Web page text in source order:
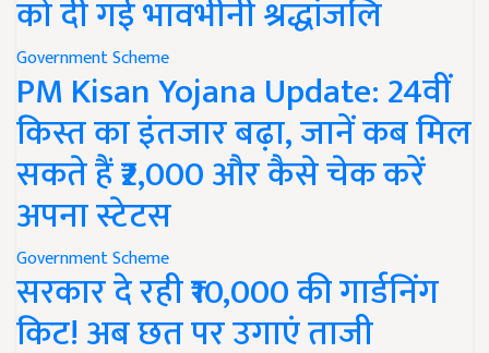
को दी गई भावभीनी श्रद्धांजलि
Government Scheme
PM Kisan Yojana Update: 24वीं
किस्त का इंतजार बढ़ा, जानें कब मिल
सकते हैं ₹2,000 और कैसे चेक करें
अपना स्टेटस
Government Scheme
सरकार दे रही ₹10,000 की गार्डनिंग
किट! अब छत पर उगाएं ताजी